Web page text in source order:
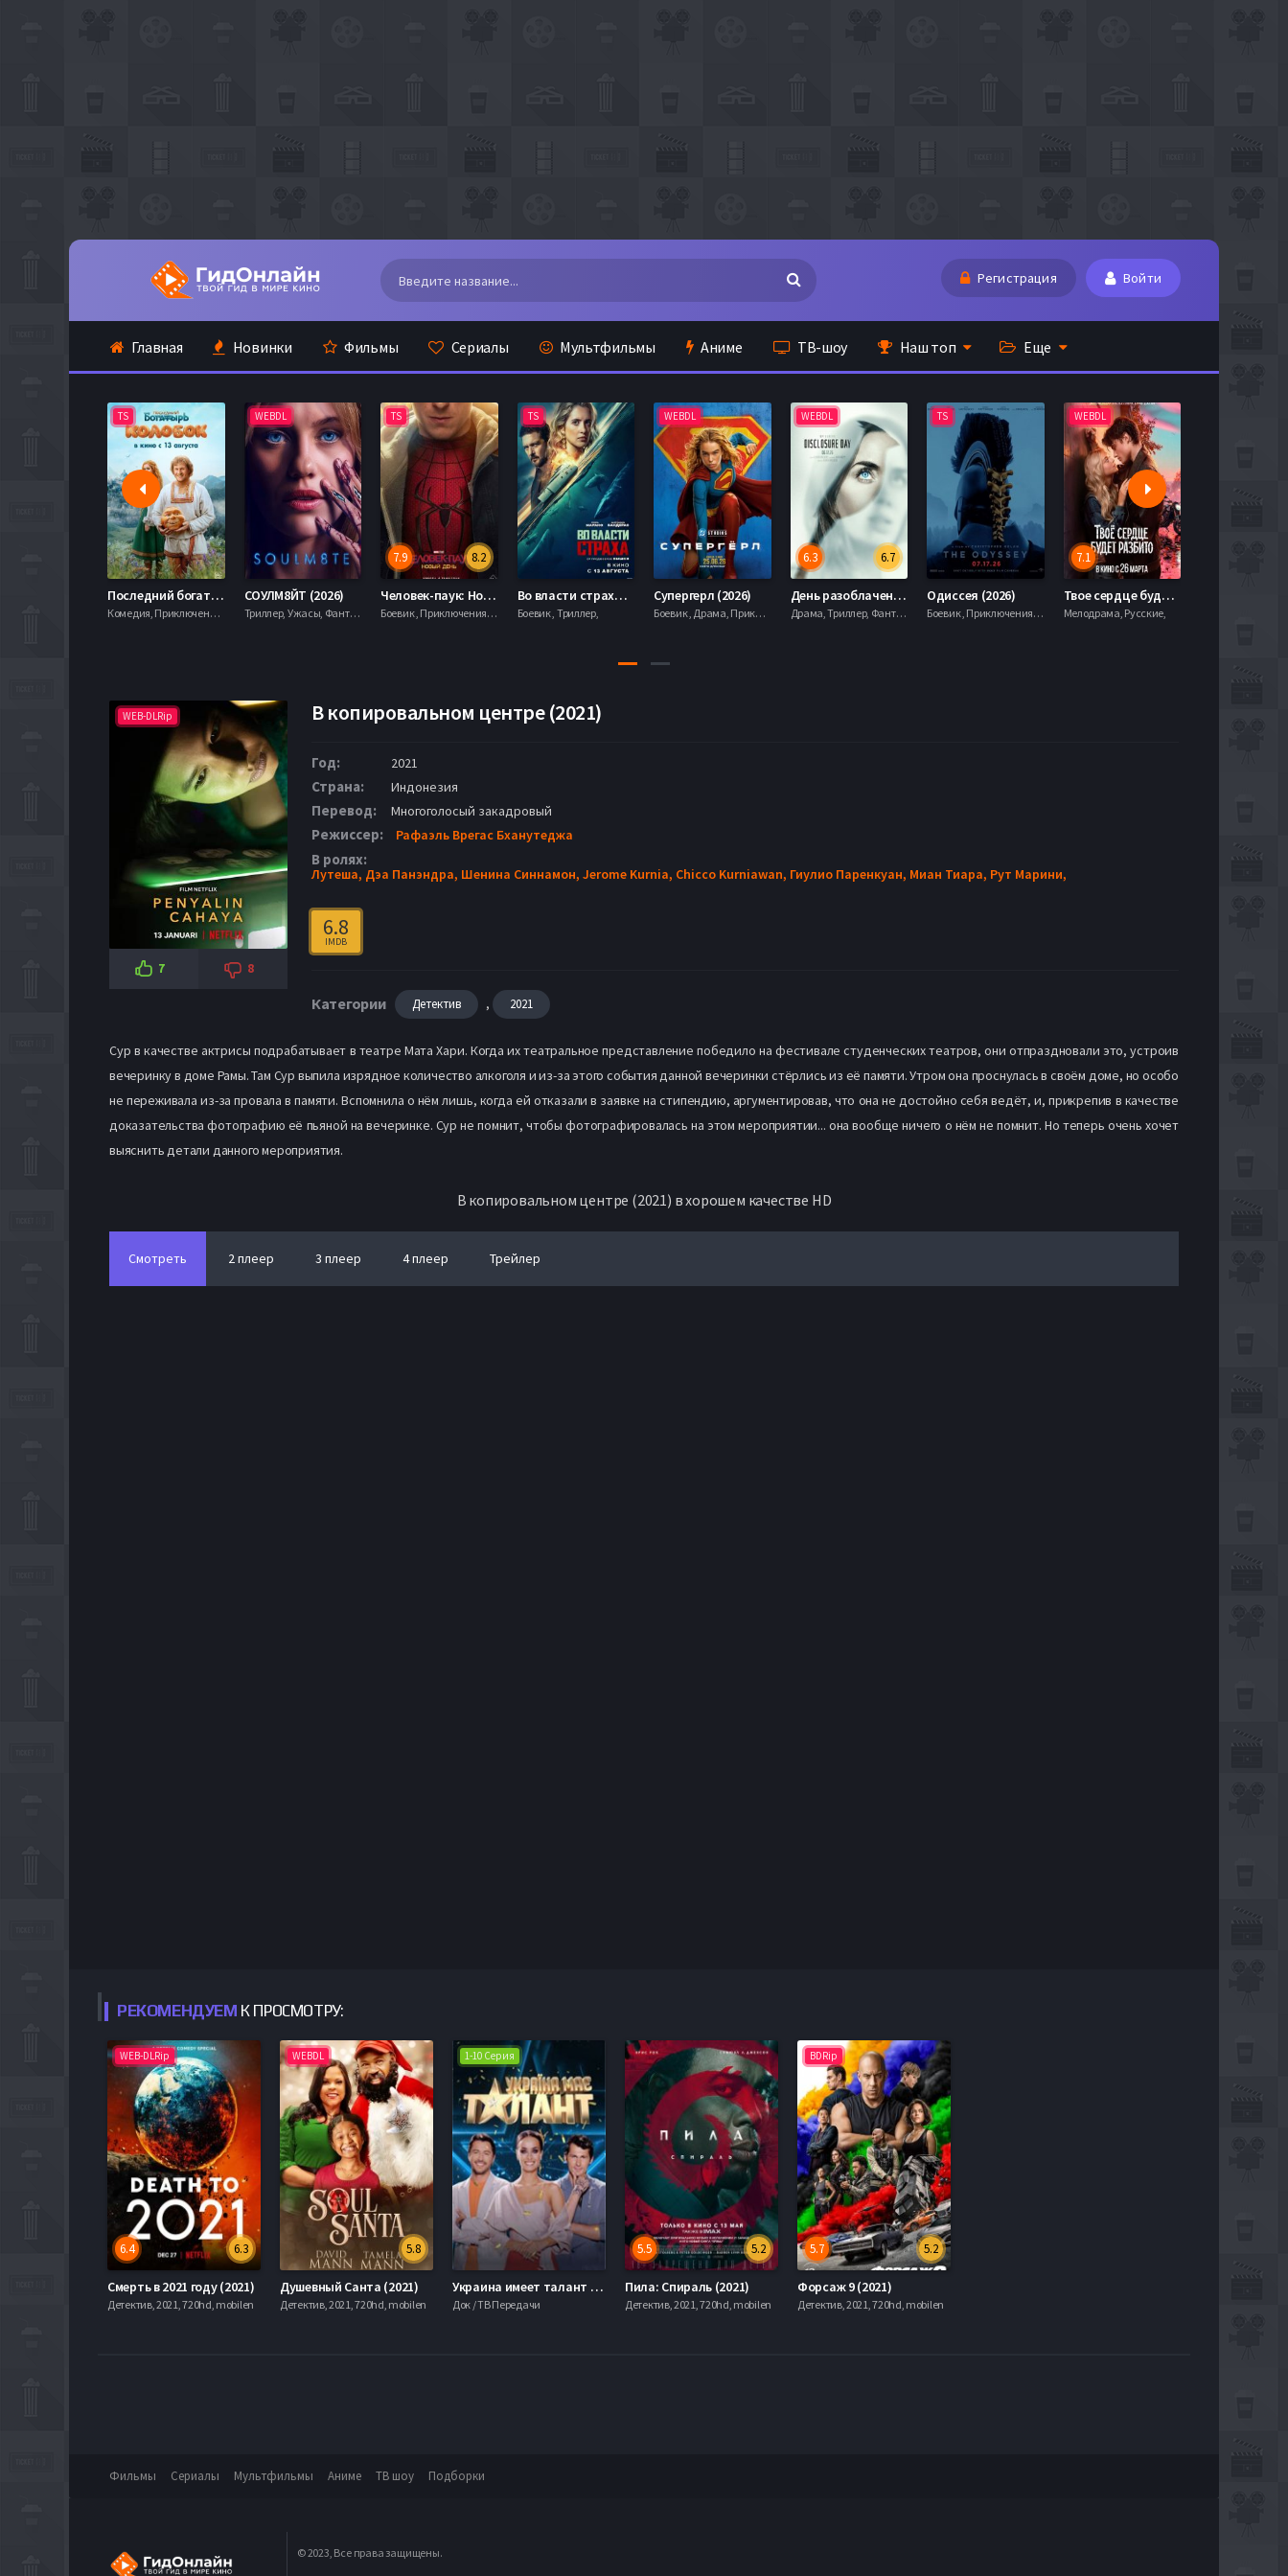
Регистрация Войти
Главная Новинки Фильмы Сериалы Мультфильмы Аниме ТВ-шоу Наш топ Еще
TS
Последний богатырь. Колобок (2026)
Комедия, Приключения, Фэнтези,
WEBDL
СОУЛМ8ЙТ (2026)
Триллер, Ужасы, Фантастика,
TS
8.2
7.9
Человек-паук: Новый день (2026)
Боевик , Приключения, Фантастика, Фэнтези,
TS
Во власти страха (2026)
Боевик , Триллер,
WEBDL
Супергерл (2026)
Боевик , Драма, Приключения, Фантастика,
WEBDL
6.7
6.3
День разоблачения (2026)
Драма, Триллер, Фантастика,
TS
Одиссея (2026)
Боевик , Приключения, Фэнтези,
WEBDL
7.1
Твое сердце будет разбито (2026)
Мелодрама, Русские,
WEB-DLRip
7 8
В копировальном центре (2021)
Год: 2021
Страна: Индонезия
Перевод: Многоголосый закадровый
Режиссер: Рафаэль Врегас Бханутеджа
В ролях:
Лутеша, Дэа Панэндра, Шенина Синнамон, Jerome Kurnia, Chicco Kurniawan, Гиулио Паренкуан, Миан Тиара, Рут Марини,
6.8
IMDB
Категории Детектив , 2021
Сур в качестве актрисы подрабатывает в театре Мата Хари. Когда их театральное представление победило на фестивале студенческих театров, они отпраздновали это, устроив
вечеринку в доме Рамы. Там Сур выпила изрядное количество алкоголя и из-за этого события данной вечеринки стёрлись из её памяти. Утром она проснулась в своём доме, но особо
не переживала из-за провала в памяти. Вспомнила о нём лишь, когда ей отказали в заявке на стипендию, аргументировав, что она не достойно себя ведёт, и, прикрепив в качестве
доказательства фотографию её пьяной на вечеринке. Сур не помнит, чтобы фотографировалась на этом мероприятии... она вообще ничего о нём не помнит. Но теперь очень хочет
выяснить детали данного мероприятия.
В копировальном центре (2021) в хорошем качестве HD
Смотреть 2 плеер 3 плеер 4 плеер Трейлер
РЕКОМЕНДУЕМ К ПРОСМОТРУ:
WEB-DLRip
6.3
6.4
Смерть в 2021 году (2021)
Детектив, 2021, 720hd, mobilen
WEBDL
5.8
Душевный Санта (2021)
Детектив, 2021, 720hd, mobilen
1-10 Серия
Украина имеет талант (2021)
Док / ТВ Передачи
5.2
5.5
Пила: Спираль (2021)
Детектив, 2021, 720hd, mobilen
BDRip
5.2
5.7
Форсаж 9 (2021)
Детектив, 2021, 720hd, mobilen
Фильмы Сериалы Мультфильмы Аниме ТВ шоу Подборки
© 2023, Все права защищены.